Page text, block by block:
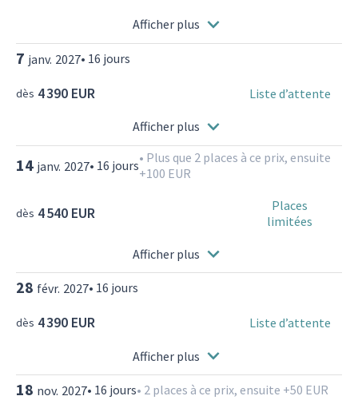
Afficher plus
7 janv. 2027• 16 jours
dès 4 390 EUR Liste d’attente
Afficher plus
14 janv. 2027• 16 jours• Plus que 2 places à ce prix, ensuite
+100 EUR
dès 4 540 EUR
Places
limitées
Afficher plus
28 févr. 2027• 16 jours
dès 4 390 EUR Liste d’attente
Afficher plus
18 nov. 2027• 16 jours• 2 places à ce prix, ensuite +50 EUR